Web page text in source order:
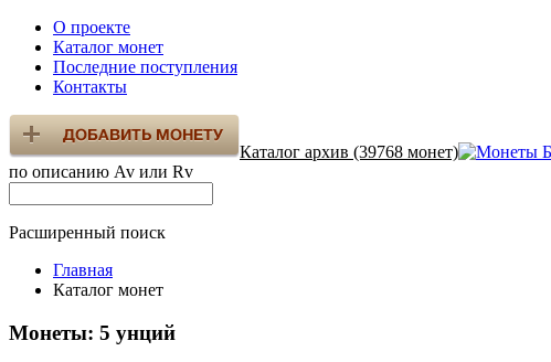
О проекте
Каталог монет
Последние поступления
Контакты
Каталог архив (39768 монет)
по описанию Av или Rv
Расширенный поиск
Главная
Каталог монет
Монеты: 5 унций